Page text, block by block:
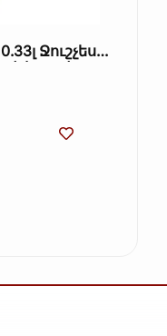
Ջուշչես
(Kopie)